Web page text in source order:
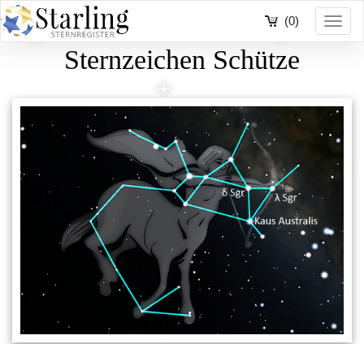
(0)
Sternzeichen Schütze